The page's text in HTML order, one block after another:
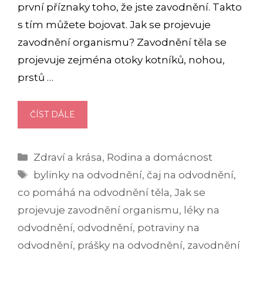
první příznaky toho, že jste zavodnění. Takto
s tím můžete bojovat. Jak se projevuje
zavodnění organismu? Zavodnění těla se
projevuje zejména otoky kotníků, nohou,
prstů …
ČÍST DÁLE
NA
ORGANISMU?
Rubriky
Zdraví a krása, Rodina a domácnost
Štítky
bylinky na odvodnění,čaj na odvodnění,
co pomáhá na odvodnění těla, Jak se
projevuje zavodnění organismu, léky na
odvodnění, odvodnění, potraviny na
odvodnění, prášky na odvodnění, zavodnění